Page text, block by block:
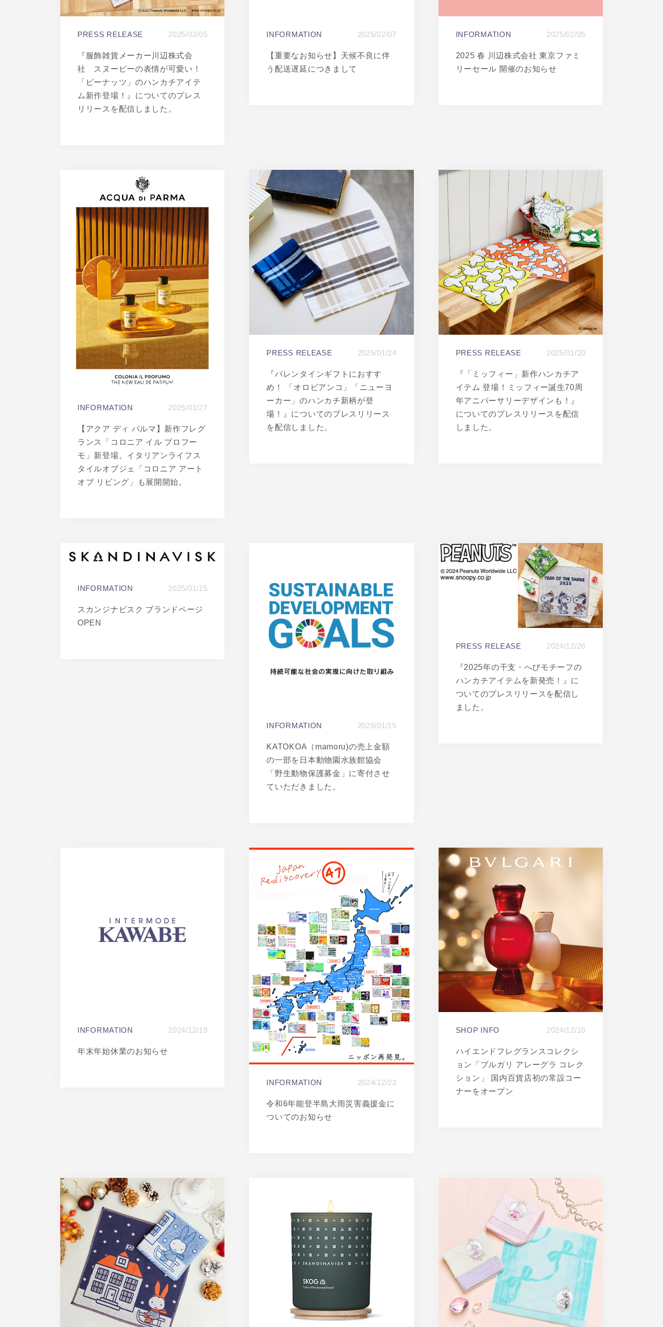
PRESS RELEASE 2025/02/05
『服飾雑貨メーカー川辺株式会
社 スヌーピーの表情が可愛い！
「ピーナッツ」のハンカチアイテ
ム新作登場！』についてのプレス
リリースを配信しました。
INFORMATION 2025/02/07
【重要なお知らせ】天候不良に伴
う配送遅延につきまして
INFORMATION 2025/02/05
2025 春 川辺株式会社 東京ファミ
リーセール 開催のお知らせ
INFORMATION 2025/01/27
【アクア ディ パルマ】新作フレグ
ランス「コロニア イル プロフー
モ」新登場。イタリアンライフス
タイルオブジェ「コロニア アート
オブ リビング」も展開開始。
PRESS RELEASE 2025/01/24
『バレンタインギフトにおすす
め！ 「オロビアンコ」「ニューヨ
ーカー」のハンカチ新柄が登
場！』についてのプレスリリース
を配信しました。
PRESS RELEASE 2025/01/20
『「ミッフィー」新作ハンカチア
イテム 登場！ミッフィー誕生70周
年アニバーサリーデザインも！』
についてのプレスリリースを配信
しました。
INFORMATION 2025/01/15
スカンジナビスク ブランドページ
OPEN
INFORMATION 2025/01/15
KATOKOA（mamoru)の売上金額
の一部を日本動物園水族館協会
「野生動物保護募金」に寄付させ
ていただきました。
PRESS RELEASE 2024/12/26
『2025年の干支・へびモチーフの
ハンカチアイテムを新発売！』に
ついてのプレスリリースを配信し
ました。
INFORMATION 2024/12/19
年末年始休業のお知らせ
INFORMATION 2024/12/23
令和6年能登半島大雨災害義援金に
ついてのお知らせ
SHOP INFO 2024/12/10
ハイエンドフレグランスコレクシ
ョン「ブルガリ アレーグラ コレク
ション」 国内百貨店初の常設コー
ナーをオープン